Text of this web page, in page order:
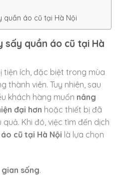
quần áo cũ tại Hà Nội
sấy quần áo cũ tại Hà
tiện ích, đặc biệt trong mùa
thành viên. Tuy nhiên, sau
khách hàng muốn nâng
đại hơn hoặc thiết bị đã
Khi đó, việc tìm đến dịch
cũ tại Hà Nội là lựa chọn
sống.